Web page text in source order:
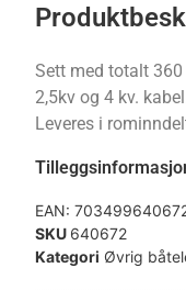
Sett med totalt 360
2,5kv og 4 kv.
Leveres i
EAN:
SKU 640672
Kategori Øvrig